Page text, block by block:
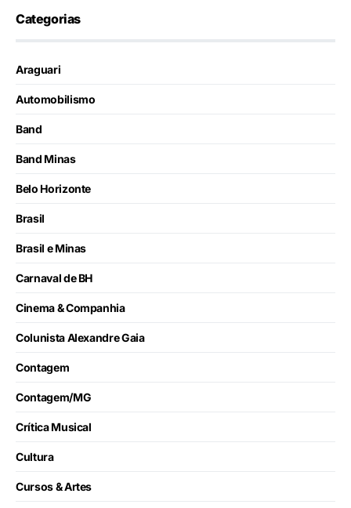
Categorias
Araguari
Automobilismo
Band
Band Minas
Belo Horizonte
Brasil
Brasil e Minas
Carnaval de BH
Cinema & Companhia
Colunista Alexandre Gaia
Contagem
Contagem/MG
Crítica Musical
Cultura
Cursos & Artes